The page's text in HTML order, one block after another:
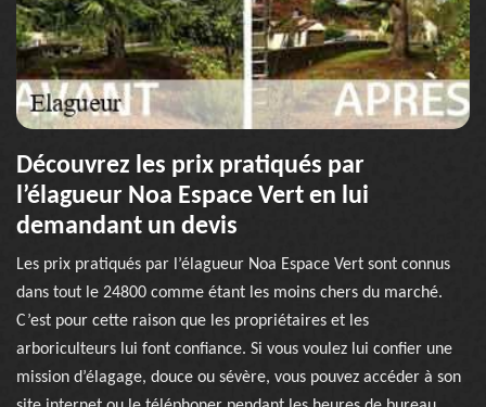
Découvrez les prix pratiqués par
l’élagueur Noa Espace Vert en lui
demandant un devis
Les prix pratiqués par l’élagueur Noa Espace Vert sont connus
dans tout le 24800 comme étant les moins chers du marché.
C’est pour cette raison que les propriétaires et les
arboriculteurs lui font confiance. Si vous voulez lui confier une
mission d’élagage, douce ou sévère, vous pouvez accéder à son